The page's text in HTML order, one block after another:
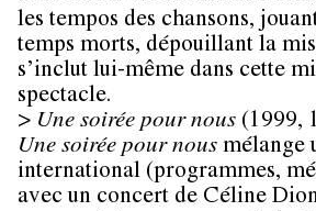
les tempos des chansons,
temps morts, dépouillant la
s’inclut lui-même dans cette
spectacle.
> Une soirée pour nous (1999,
Une soirée pour nous mélange
international (programmes,
avec un concert de Céline